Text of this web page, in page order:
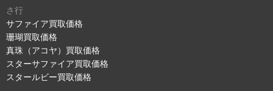
さ行
サファイア買取価格
珊瑚買取価格
真珠（アコヤ）買取価格
スターサファイア買取価格
スタールビー買取価格